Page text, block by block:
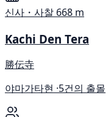
신사・사찰 668 m
Kachi Den Tera
勝伝寺
야마가타현 ·5건의 출몰